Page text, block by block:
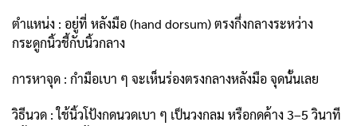
ตำแหน่ง : อยู่ที่ หลังมือ (hand dorsum) ตรงกึ่งกลางระหว่าง
กระดูกนิ้วชี้กับนิ้วกลาง
การหาจุด : กำมือเบา ๆ จะเห็นร่องตรงกลางหลังมือ จุดนั้นเลย
วิธีนวด : ใช้นิ้วโป้งกดนวดเบา ๆ เป็นวงกลม หรือกดค้าง 3–5 วินาที